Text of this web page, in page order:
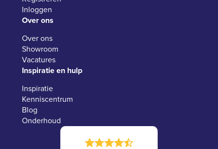
Inloggen
Over ons
Over ons
Showroom
Vacatures
Inspiratie en hulp
Inspiratie
Kenniscentrum
Blog
Onderhoud